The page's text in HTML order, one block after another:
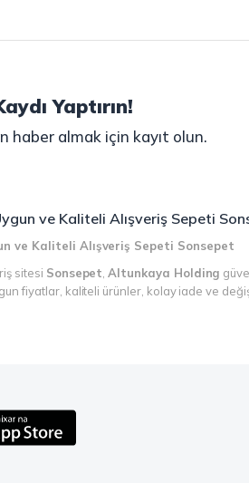
Yaptırın!
haber almak için kayıt olun.
ve Kaliteli Alışveriş Sepeti
ve Kaliteli Alışveriş Sepeti Sonsepet
sitesi Sonsepet ,Altunkaya Holding
fiyatlar, kaliteli ürünler, kolay iade ve
keyfini çıkarın!
favorinizi seçin. Eğer pratik ve hızlı
katabilirsiniz. Kahve tutkunlarının